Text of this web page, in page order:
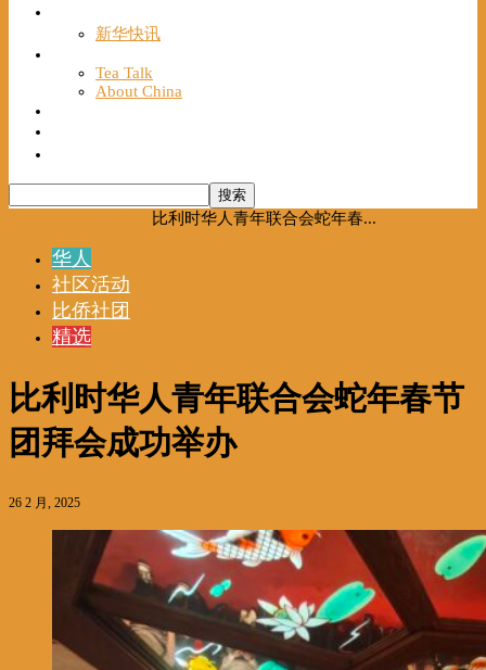
新华快讯
Tea Talk
About China
比利时华人青年联合会蛇年春...
华人
社区活动
比侨社团
精选
比利时华人青年联合会蛇年春节
团拜会成功举办
26 2 月, 2025